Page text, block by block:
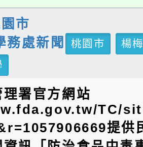
市
務處新聞
桃園市
楊
署官方網站
TC/
提供